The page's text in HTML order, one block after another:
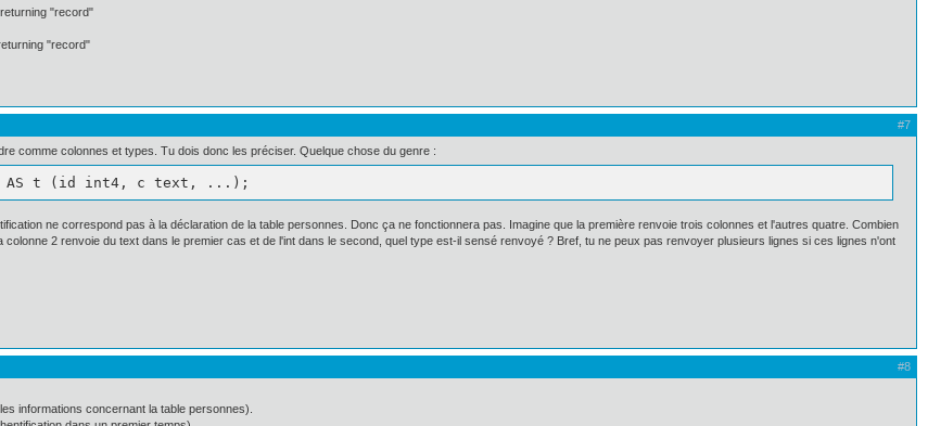
"record"
"record"
#7
comme colonnes et types. Tu dois donc les préciser. Quelque chose du genre :
AS t (id int4, c text, ...);
ne correspond pas à la déclaration de la table personnes. Donc ça ne fonctionnera pas. Imagine que la première renvoie trois colonnes et l'autres quatre. Combien
2 renvoie du text dans le premier cas et de l'int dans le second, quel type est-il sensé renvoyé ? Bref, tu ne peux pas renvoyer plusieurs lignes si ces lignes n'ont
#8
informations concernant la table personnes).